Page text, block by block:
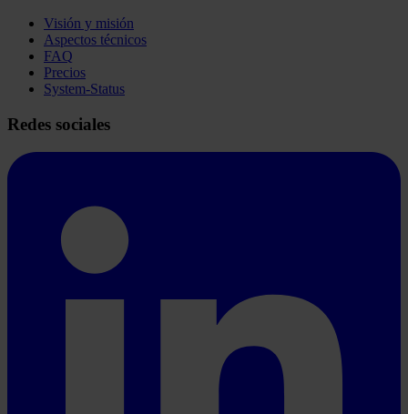
Visión y misión
Aspectos técnicos
FAQ
Precios
System-Status
Redes sociales